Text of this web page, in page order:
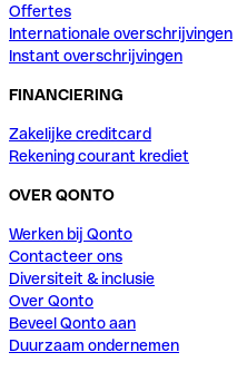
Offertes
Internationale overschrijvingen
Instant overschrijvingen
FINANCIERING
Zakelijke creditcard
Rekening courant krediet
OVER QONTO
Werken bij Qonto
Contacteer ons
Diversiteit & inclusie
Over Qonto
Beveel Qonto aan
Duurzaam ondernemen